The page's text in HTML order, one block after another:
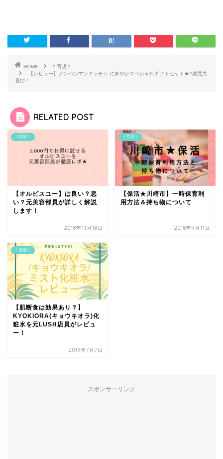
HOME
＊育児＊
【レビュー】アンパンマンキッチン にぎやかスペシャルギフトセット★2歳児大
喜び！
RELATED POST
＊美容＊
【オルビスユー】は良い？悪
い？元美容部員が詳しく解説
します！
2018年11月18日
＊育児＊
【保活★川崎市】一時保育利
用方法＆持ち物について
2018年9月11日
＊美容＊
【肌断食は効果あり？】
KYOKIORA(キョウキオラ)化
粧水を元LUSH店員がレビュ
ー！
2019年7月7日
スポンサーリンク